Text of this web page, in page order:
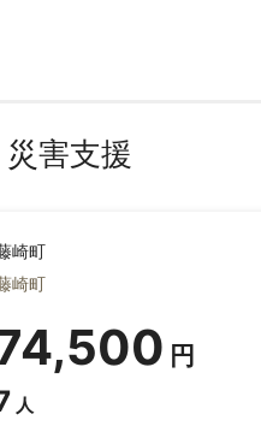
害支援
崎町
崎町